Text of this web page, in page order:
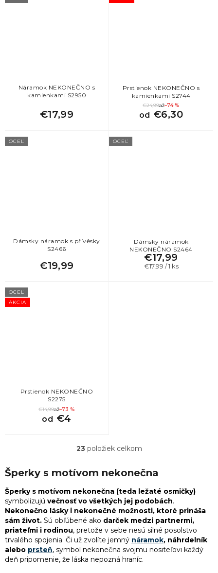
Náramok NEKONEČNO s
kamienkami S2950
€17,99
Prstienok NEKONEČNO s
kamienkami S2744
€24,99až–74 %
od €6,30
OCEĽ
Dámsky náramok s přívěsky
S2466
€19,99
OCEĽ
Dámsky náramok
NEKONEČNO S2464
€17,99
Jednotková
€17,99 / 1 ks
AKCIA
OCEĽ
Prstienok NEKONEČNO
S2275
€14,99až–73 %
od €4
O
l
d
a
c
i
e
p
r
v
k
23položiek celkom
Šperky s motívom nekonečna
Šperky s motívom nekonečna (teda ležaté osmičky)
symbolizujú večnosť vo všetkých jej podobách.
Nekonečno lásky i nekonečné možnosti, ktoré prináša
sám život. Sú obľúbené ako darček medzi partnermi,
priateľmi i rodinou, pretože v sebe nesú silné posolstvo
trvalého spojenia. Či už zvolíte jemný náramok, náhrdelník
alebo prsteň, symbol nekonečna svojmu nositeľovi každý
deň pripomenie, že láska nepozná hraníc.